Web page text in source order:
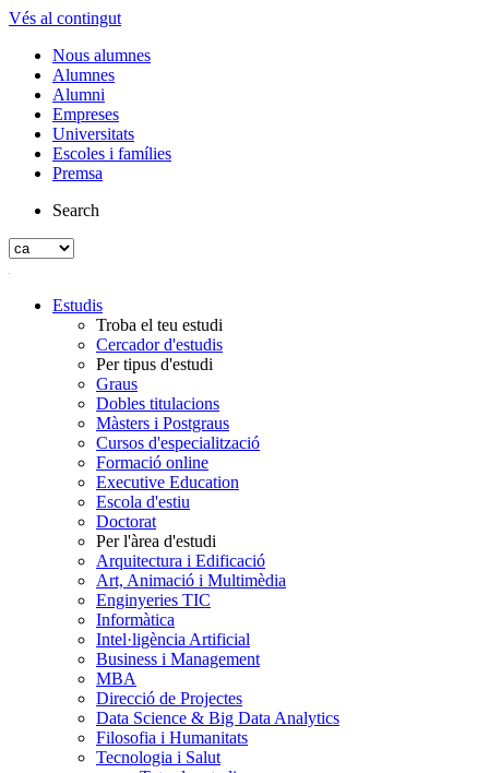
Vés al contingut
Nous alumnes
Alumnes
Alumni
Empreses
Universitats
Escoles i famílies
Premsa
Search
Estudis
Troba el teu estudi
Cercador d'estudis
Per tipus d'estudi
Graus
Dobles titulacions
Màsters i Postgraus
Cursos d'especialització
Formació online
Executive Education
Escola d'estiu
Doctorat
Per l'àrea d'estudi
Arquitectura i Edificació
Art, Animació i Multimèdia
Enginyeries TIC
Informàtica
Intel·ligència Artificial
Business i Management
MBA
Direcció de Projectes
Data Science & Big Data Analytics
Filosofia i Humanitats
Tecnologia i Salut